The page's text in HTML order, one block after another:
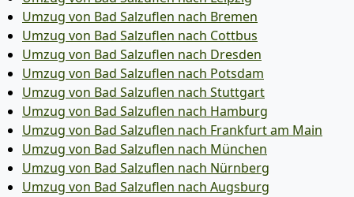
Umzug von Bad Salzuflen nach Bremen
Umzug von Bad Salzuflen nach Cottbus
Umzug von Bad Salzuflen nach Dresden
Umzug von Bad Salzuflen nach Potsdam
Umzug von Bad Salzuflen nach Stuttgart
Umzug von Bad Salzuflen nach Hamburg
Umzug von Bad Salzuflen nach Frankfurt am Main
Umzug von Bad Salzuflen nach München
Umzug von Bad Salzuflen nach Nürnberg
Umzug von Bad Salzuflen nach Augsburg